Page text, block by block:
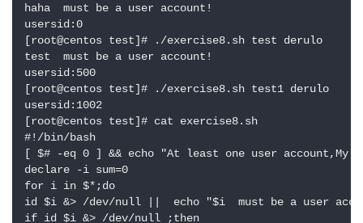
haha  must be a user account!
usersid:0
[root@centos test]# ./exercise8.sh test derulo
test  must be a user account!
usersid:500
[root@centos test]# ./exercise8.sh test1 derulo
usersid:1002
[root@centos test]# cat exercise8.sh
#!/bin/bash
[ $# -eq 0 ] && echo "At least one user account,My
declare -i sum=0
for i in $*;do
id $i &> /dev/null ||  echo "$i  must be a user
if id $i &> /dev/null ;then